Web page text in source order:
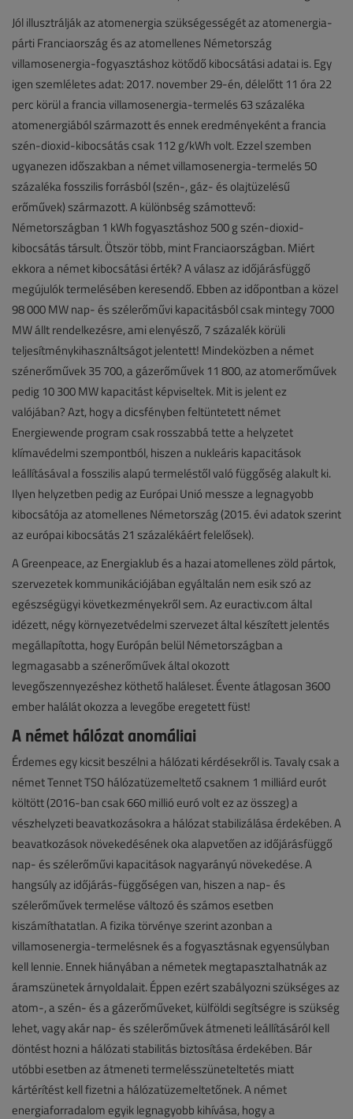
Jól illusztrálják az atomenergia szükségességét az atomenergia-
párti Franciaország és az atomellenes Németország
villamosenergia-fogyasztáshoz kötődő kibocsátási adatai is. Egy
igen szemléletes adat: 2017. november 29-én, délelőtt 11 óra 22
perc körül a francia villamosenergia-termelés 63 százaléka
atomenergiából származott és ennek eredményeként a francia
szén-dioxid-kibocsátás csak 112 g/kWh volt. Ezzel szemben
ugyanezen időszakban a német villamosenergia-termelés 50
százaléka fosszilis forrásból (szén-, gáz- és olajtüzelésű
erőművek) származott. A különbség számottevő:
Németországban 1 kWh fogyasztáshoz 500 g szén-dioxid-
kibocsátás társult. Ötször több, mint Franciaországban. Miért
ekkora a német kibocsátási érték? A válasz az időjárásfüggő
megújulók termelésében keresendő. Ebben az időpontban a közel
98 000 MW nap- és szélerőművi kapacitásból csak mintegy 7000
MW állt rendelkezésre, ami elenyésző, 7 százalék körüli
teljesítménykihasználtságot jelentett! Mindeközben a német
szénerőművek 35 700, a gázerőművek 11 800, az atomerőművek
pedig 10 300 MW kapacitást képviseltek. Mit is jelent ez
valójában? Azt, hogy a dicsfényben feltüntetett német
Energiewende program csak rosszabbá tette a helyzetet
klímavédelmi szempontból, hiszen a nukleáris kapacitások
leállításával a fosszilis alapú termeléstől való függőség alakult ki.
Ilyen helyzetben pedig az Európai Unió messze a legnagyobb
kibocsátója az atomellenes Németország (2015. évi adatok szerint
az európai kibocsátás 21 százalékáért felelősek).
A Greenpeace, az Energiaklub és a hazai atomellenes zöld pártok,
szervezetek kommunikációjában egyáltalán nem esik szó az
egészségügyi következményekről sem. Az euractiv.com által
idézett, négy környezetvédelmi szervezet által készített jelentés
megállapította, hogy Európán belül Németországban a
legmagasabb a szénerőművek által okozott
levegőszennyezéshez köthető haláleset. Évente átlagosan 3600
ember halálát okozza a levegőbe eregetett füst!
A német hálózat anomáliai
Érdemes egy kicsit beszélni a hálózati kérdésekről is. Tavaly csak a
német Tennet TSO hálózatüzemeltető csaknem 1 milliárd eurót
költött (2016-ban csak 660 millió euró volt ez az összeg) a
vészhelyzeti beavatkozásokra a hálózat stabilizálása érdekében. A
beavatkozások növekedésének oka alapvetően az időjárásfüggő
nap- és szélerőművi kapacitások nagyarányú növekedése. A
hangsúly az időjárás-függőségen van, hiszen a nap- és
szélerőművek termelése változó és számos esetben
kiszámíthatatlan. A fizika törvénye szerint azonban a
villamosenergia-termelésnek és a fogyasztásnak egyensúlyban
kell lennie. Ennek hiányában a németek megtapasztalhatnák az
áramszünetek árnyoldalait. Éppen ezért szabályozni szükséges az
atom-, a szén- és a gázerőműveket, külföldi segítségre is szükség
lehet, vagy akár nap- és szélerőművek átmeneti leállításáról kell
döntést hozni a hálózati stabilitás biztosítása érdekében. Bár
utóbbi esetben az átmeneti termelésszüneteltetés miatt
kártérítést kell fizetni a hálózatüzemeltetőnek. A német
energiaforradalom egyik legnagyobb kihívása, hogy a